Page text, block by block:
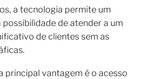
a tecnologia permite um
possibilidade de atender a um
de clientes sem as
principal vantagem é o acesso